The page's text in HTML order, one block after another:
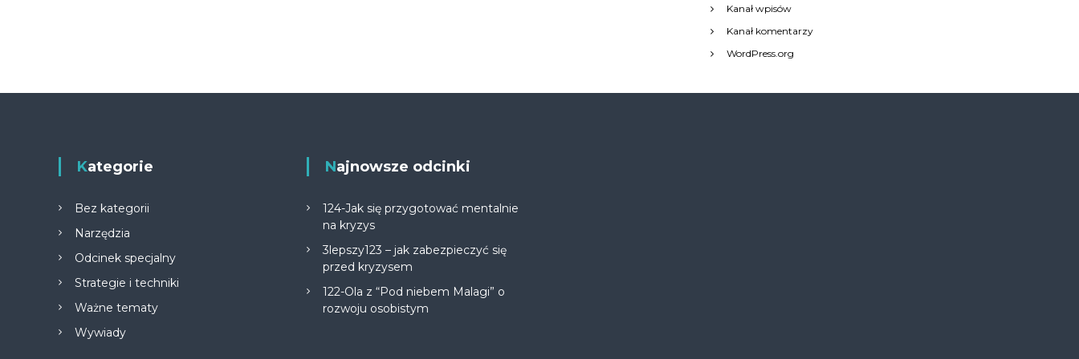
Kanał wpisów
Kanał komentarzy
WordPress.org
Kategorie
Bez kategorii
Narzędzia
Odcinek specjalny
Strategie i techniki
Ważne tematy
Wywiady
Najnowsze odcinki
124-Jak się przygotować mentalnie
na kryzys
3lepszy123 – jak zabezpieczyć się
przed kryzysem
122-Ola z “Pod niebem Malagi” o
rozwoju osobistym